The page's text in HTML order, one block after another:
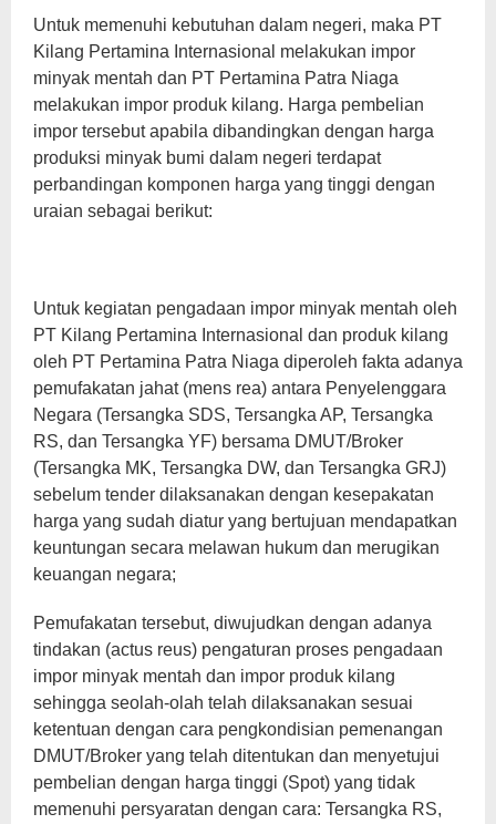
Untuk memenuhi kebutuhan dalam negeri, maka PT
Kilang Pertamina Internasional melakukan impor
minyak mentah dan PT Pertamina Patra Niaga
melakukan impor produk kilang. Harga pembelian
impor tersebut apabila dibandingkan dengan harga
produksi minyak bumi dalam negeri terdapat
perbandingan komponen harga yang tinggi dengan
uraian sebagai berikut:
Untuk kegiatan pengadaan impor minyak mentah oleh
PT Kilang Pertamina Internasional dan produk kilang
oleh PT Pertamina Patra Niaga diperoleh fakta adanya
pemufakatan jahat (mens rea) antara Penyelenggara
Negara (Tersangka SDS, Tersangka AP, Tersangka
RS, dan Tersangka YF) bersama DMUT/Broker
(Tersangka MK, Tersangka DW, dan Tersangka GRJ)
sebelum tender dilaksanakan dengan kesepakatan
harga yang sudah diatur yang bertujuan mendapatkan
keuntungan secara melawan hukum dan merugikan
keuangan negara;
Pemufakatan tersebut, diwujudkan dengan adanya
tindakan (actus reus) pengaturan proses pengadaan
impor minyak mentah dan impor produk kilang
sehingga seolah-olah telah dilaksanakan sesuai
ketentuan dengan cara pengkondisian pemenangan
DMUT/Broker yang telah ditentukan dan menyetujui
pembelian dengan harga tinggi (Spot) yang tidak
memenuhi persyaratan dengan cara: Tersangka RS,